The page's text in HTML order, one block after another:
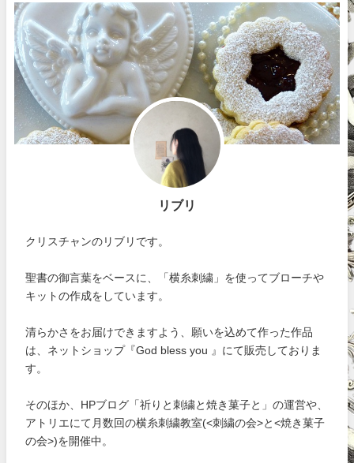
リブリ
クリスチャンのリブリです。
聖書の御言葉をベースに、「横糸刺繍」を使ってブローチや
キットの作成をしています。
清らかさをお届けできますよう、願いを込めて作った作品
は、ネットショップ『God bless you 』にて販売しておりま
す。
そのほか、HPブログ「祈りと刺繍と焼き菓子と」の運営や、
アトリエにて月数回の横糸刺繍教室(<刺繍の会>と<焼き菓子
の会>)を開催中。